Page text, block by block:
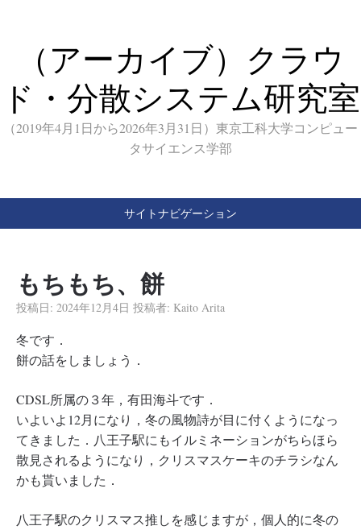
（アーカイブ）クラウ
ド・分散システム研究室
（2019年4月1日から2026年3月31日）東京工科大学コンピュー
タサイエンス学部
サイトナビゲーション
もちもち、餅
投稿日: 2024年12月4日 投稿者: Kaito Arita
冬です．
餅の話をしましょう．
CDSL所属の３年，有田海斗です．
いよいよ12月になり，冬の風物詩が目に付くようになっ
てきました．八王子駅にもイルミネーションがちらほら
散見されるようになり，クリスマスケーキのチラシなん
かも貰いました．
八王子駅のクリスマス推しを感じますが，個人的に冬の